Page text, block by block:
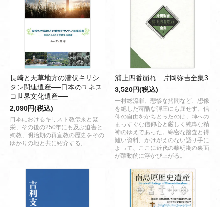
長崎と天草地方の潜伏キリシ
タン関連遺産──日本のユネス
コ世界文化遺産──
2,090円(税込)
日本におけるキリスト教伝来と繁
栄、その後の250年にも及ぶ迫害と
殉教、明治期の再宣教の歴史をその
ゆかりの地と共に紹介する。
浦上四番崩れ 片岡弥吉全集3
3,520円(税込)
一村総流罪、悲惨な拷問など、想像
を絶した苛酷な弾圧にも屈せず、信
仰の自由をかちとったのは、神への
まっすぐな信仰心と厳しく純粋な精
神のゆえであった。綿密な踏査と得
難い資料、かけがえのない語り手に
よって、ここに近代の黎明期の裏面
が躍動的に浮かび上がる。